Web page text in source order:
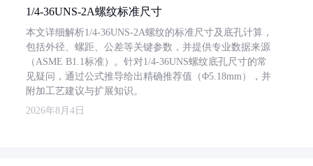
1/4-36UNS-2A螺纹标准尺寸
本文详细解析1/4-36UNS-2A螺纹的标准尺寸及底孔计算，
包括外径、螺距、公差等关键参数，并提供专业数据来源
（ASME B1.1标准）。针对1/4-36UNS螺纹底孔尺寸的常
见疑问，通过公式推导给出精确推荐值（Φ5.18mm），并
附加工艺建议与扩展知识。
2026年8月4日